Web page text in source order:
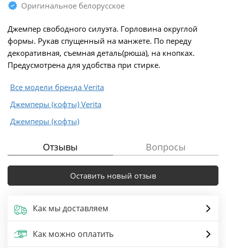
Оригинальное белорусское
Джемпер свободного силуэта. Горловина округлой
формы. Рукав спущенный на манжете. По переду
декоративная, съемная деталь(рюша), на кнопках.
Предусмотрена для удобства при стирке.
Все модели бренда Verita
Джемперы (кофты) Verita
Джемперы (кофты)
Отзывы Вопросы
Оставить новый отзыв
Как мы доставляем
Как можно оплатить